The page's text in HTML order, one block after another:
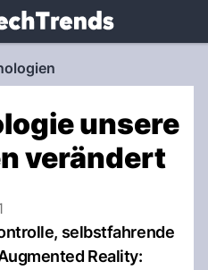
unsere
verändert
selbstfahrende
Reality: